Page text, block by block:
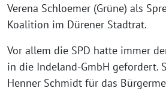
Verena Schloemer (Grüne) als
Koalition im Dürener Stadtrat.
Vor allem die SPD hatte immer
in die Indeland-GmbH gefordert.
Henner Schmidt für das